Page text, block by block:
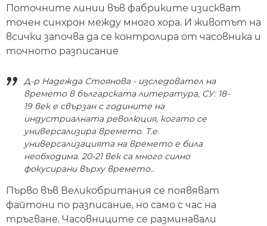
Поточните линии във фабриките изискват
точен синхрон между много хора. И животът на
всички започва да се контролира от часовника и
точното разписание
Д-р Надежда Стоянова - изследовател на
времето в българската литература, СУ: 18-
19 век е свързан с годините на
индустриалната революция, когато се
универсализира времето. Т.е.
универсализацията на времето е била
необходима. 20-21 век са много силно
фокусирани върху времето..
Първо във Великобритания се появяват
файтони по разписание, но само с час на
тръгване. Часовниците се разминавали